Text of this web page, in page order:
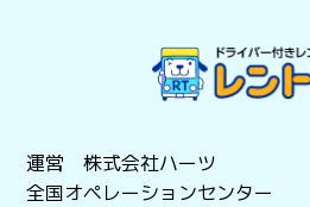
運営 株式会社ハーツ
全国オペレーションセンター